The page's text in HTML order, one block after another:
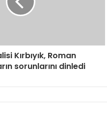
Kırbıyık, Roman
sorunlarını dinledi